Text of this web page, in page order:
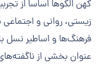
کهن الگوها اساساً از
زیستی، روانی و
فرهنگ‌ها و اساطیر نسل
عنوان بخشی از